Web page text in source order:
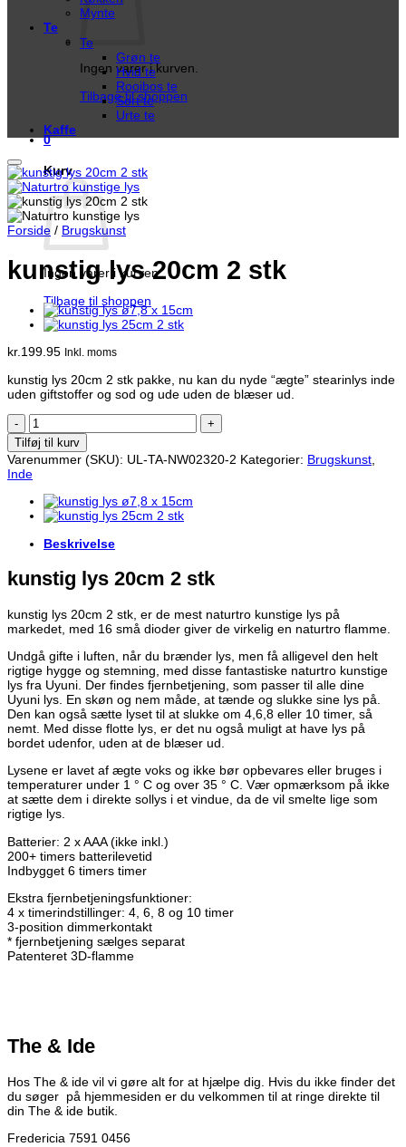
Ingen varer i kurven.
Tilbage til shoppen
0
Kurv
Ingen varer i kurven.
Tilbage til shoppen
Mynte
Te
Te
Grøn te
Hvid te
Rooibos te
Sort te
Urte te
Kaffe
Forside / Brugskunst
kunstig lys 20cm 2 stk
kr.199.95 Inkl. moms
kunstig lys 20cm 2 stk pakke, nu kan du nyde “ægte” stearinlys inde
uden giftstoffer og sod og ude uden de blæser ud.
kunstig
lys
20cm
2
stk
antal
Tilføj til kurv
Varenummer (SKU): UL-TA-NW02320-2 Kategorier: Brugskunst
Inde
Beskrivelse
kunstig lys 20cm 2 stk
kunstig lys 20cm 2 stk, er de mest naturtro kunstige lys på
markedet, med 16 små dioder giver de virkelig en naturtro flamme.
Undgå gifte i luften, når du brænder lys, men få alligevel den helt
rigtige hygge og stemning, med disse fantastiske naturtro kunstige
lys fra Uyuni. Der findes fjernbetjening, som passer til alle dine
Uyuni lys. En skøn og nem måde, at tænde og slukke sine lys på.
Den kan også sætte lyset til at slukke om 4,6,8 eller 10 timer, så
nemt. Med disse flotte lys, er det nu også muligt at have lys på
bordet udenfor, uden at de blæser ud.
Lysene er lavet af ægte voks og ikke bør opbevares eller bruges i
temperaturer under 1 ° C og over 35 ° C. Vær opmærksom på ikke
at sætte dem i direkte sollys i et vindue, da de vil smelte lige som
rigtige lys.
Batterier: 2 x AAA (ikke inkl.)
200+ timers batterilevetid
Indbygget 6 timers timer
Ekstra fjernbetjeningsfunktioner:
4 x timerindstillinger: 4, 6, 8 og 10 timer
3-position dimmerkontakt
* fjernbetjening sælges separat
Patenteret 3D-flamme
The & Ide
Hos The & ide vil vi gøre alt for at hjælpe dig. Hvis du ikke finder det
du søger på hjemmesiden er du velkommen til at ringe direkte til
din The & ide butik.
Fredericia 7591 0456